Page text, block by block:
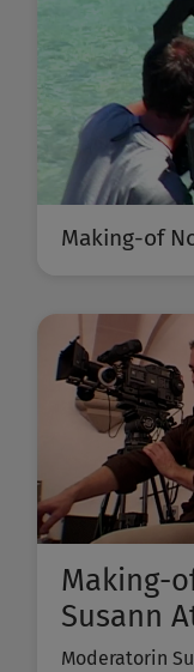
Making-of
Making-
Susann
Moderatorin